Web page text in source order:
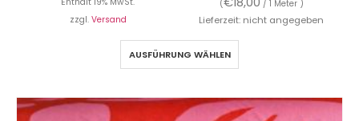
(
/ 1 Meter )
zzgl. Versand Lieferzeit: nicht angegeben
AUSFÜHRUNG WÄHLEN